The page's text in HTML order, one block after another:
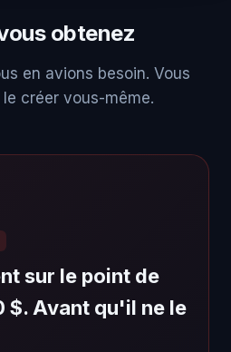
obtenez
en avions besoin. Vous
créer vous-même.
sur le point de
$. Avant qu'il ne le